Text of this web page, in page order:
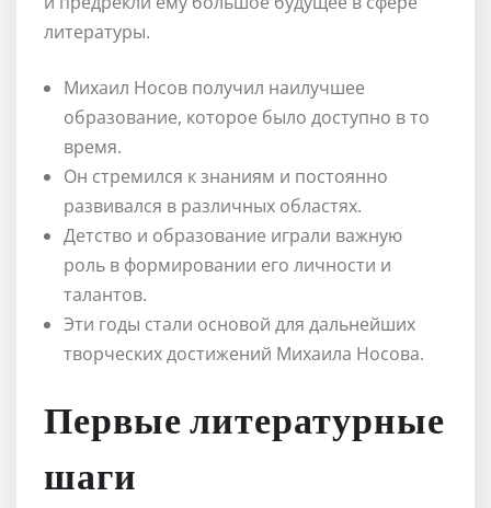
литературы.
Михаил Носов получил наилучшее
образование, которое было доступно в то
время.
Он стремился к знаниям и постоянно
развивался в различных областях.
Детство и образование играли важную
роль в формировании его личности и
талантов.
Эти годы стали основой для дальнейших
творческих достижений Михаила Носова.
Первые литературные
шаги